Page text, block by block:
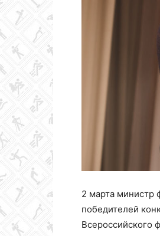
2 марта министр
победителей
Всероссийского